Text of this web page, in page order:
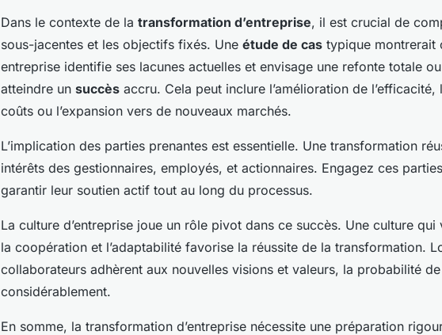
Dans le contexte de la transformation d’entreprise, il est crucial de
sous-jacentes et les objectifs fixés. Une étude de cas typique montrerait
entreprise identifie ses lacunes actuelles et envisage une refonte totale
atteindre un succès accru. Cela peut inclure l’amélioration de
coûts ou l’expansion vers de nouveaux marchés.
L’implication des parties prenantes est essentielle. Une transformation
intérêts des gestionnaires, employés, et actionnaires. Engagez ces
garantir leur soutien actif tout au long du processus.
La culture d’entreprise joue un rôle pivot dans ce succès. Une culture qui
la coopération et l’adaptabilité favorise la réussite de la transformation.
collaborateurs adhèrent aux nouvelles visions et valeurs, la probabilité
considérablement.
En somme, la transformation d’entreprise nécessite une préparation